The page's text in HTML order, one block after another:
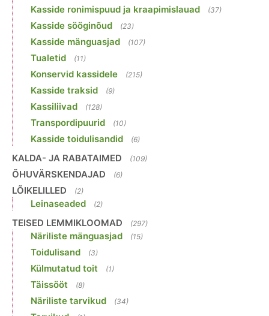
Kasside ronimispuud ja kraapimislauad (37)
Kasside sööginõud (23)
Kasside mänguasjad (107)
Tualetid (11)
Konservid kassidele (215)
Kasside traksid (9)
Kassiliivad (128)
Transpordipuurid (10)
Kasside toidulisandid (6)
KALDA- JA RABATAIMED (109)
ÕHUVÄRSKENDAJAD (6)
LÕIKELILLED (2)
Leinaseaded (2)
TEISED LEMMIKLOOMAD (297)
Näriliste mänguasjad (15)
Toidulisand (3)
Külmutatud toit (1)
Täissööt (8)
Näriliste tarvikud (34)